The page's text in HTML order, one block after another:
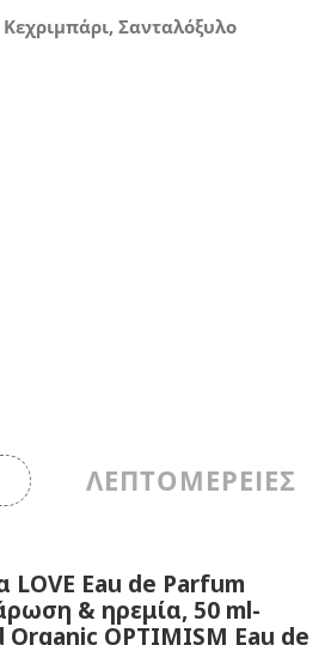
Κεχριμπάρι, Σανταλόξυλο
ΛΕΠΤΟΜΕΡΕΙΕΣ
LOVE Eau de Parfum
& ηρεμία, 50 ml-
OPTIMISM Eau de